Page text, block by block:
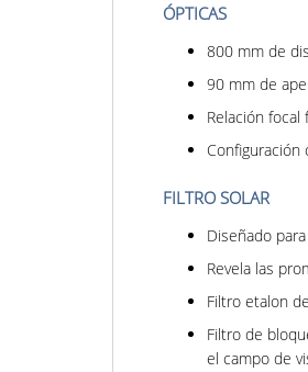
ÓPTICAS
800 mm de
90 mm de
Relación focal
FILTRO SOLAR
Diseñado
Revela las
Filtro etalon
Filtro de
el campo de